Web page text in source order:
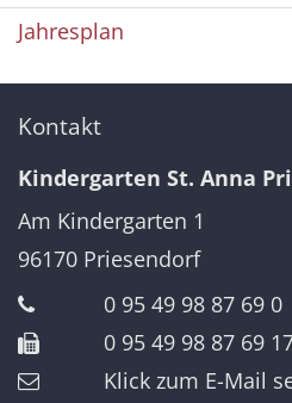
Jahresplan
Kontakt
Kindergarten St. Anna
Am Kindergarten 1
96170 Priesendorf
0 95 49 98 87 69 0
0 95 49 98 87 69
Klick zum E-Mail